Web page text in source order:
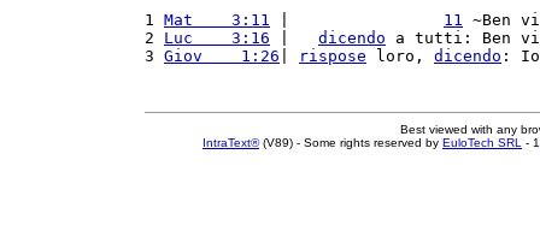
1 Mat    3:11 11 ~Ben
2 Luc    3:16 dicendo a tutti: Ben
3 Giov    1:26 rispose loro, dicendo :
Best viewed with any
IntraText®(V89) - Some rights reserved by EuloTech SRL -